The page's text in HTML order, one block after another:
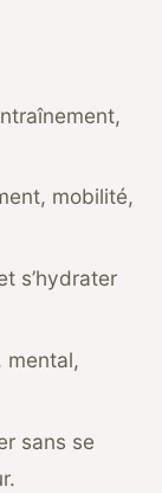
mobilité,
s’hydrater
sans se